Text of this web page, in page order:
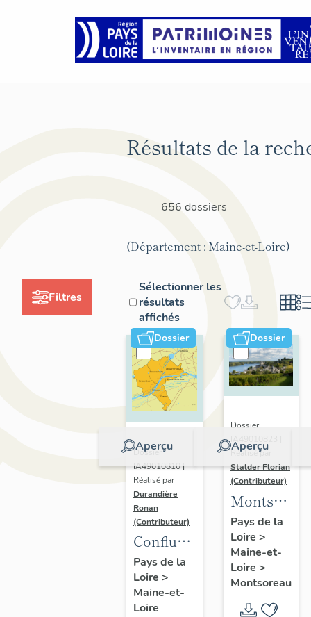
Filtres
Résultats de la
656 dossiers
(Département : Maine-et-Loire)
Sélectionner les
résultats
affichés
Dossier
Aperçu
Dossier
IA49010810 |
Réalisé par
Durandière
Ronan
(Contributeur)
Confluence
Maine-
Loire :
présentation
Pays de la
Loire >
Maine-et-
Loire
Dossier
Aperçu
Dossier
IA49010823 |
Réalisé par
Stalder Florian
(Contributeur)
Montsoreau
:
de la
commune
Pays de la
Loire >
Maine-et-
Loire >
Montsoreau